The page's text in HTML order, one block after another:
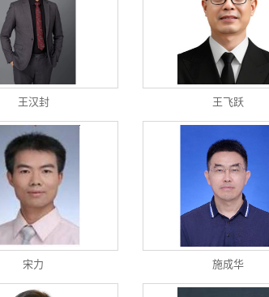
王汉封 王飞跃
宋力 施成华